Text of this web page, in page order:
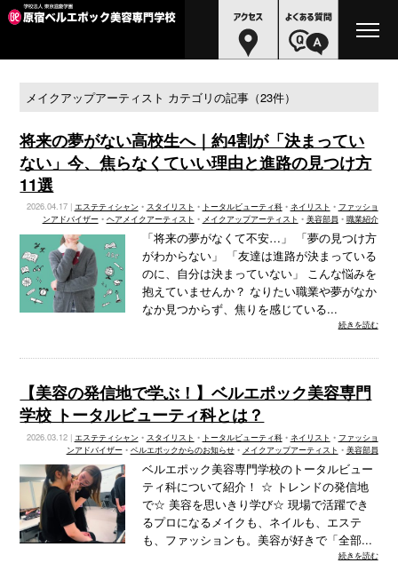
メイクアップアーティスト カテゴリの記事（23件）
将来の夢がない高校生へ｜約4割が「決まってい
ない」今、焦らなくていい理由と進路の見つけ方
11選
2026.04.17 | エステティシャン • スタイリスト • トータルビューティ科• ネイリスト • ファッショ
ンアドバイザー• ヘアメイクアーティスト • メイクアップアーティスト • 美容部員 • 職業紹介
「将来の夢がなくて不安…」 「夢の見つけ方
がわからない」 「友達は進路が決まっている
のに、自分は決まっていない」 こんな悩みを
抱えていませんか？ なりたい職業や夢がなか
なか見つからず、焦りを感じている...
続きを読む
【美容の発信地で学ぶ！】ベルエポック美容専門
学校 トータルビューティ科とは？
2026.03.12 | エステティシャン • スタイリスト • トータルビューティ科• ネイリスト • ファッショ
ンアドバイザー• ベルエポックからのお知らせ• メイクアップアーティスト • 美容部員
ベルエポック美容専門学校のトータルビュー
ティ科について紹介！ ☆ トレンドの発信地
で☆ 美容を思いきり学び☆ 現場で活躍でき
るプロになるメイクも、ネイルも、エステ
も、ファッションも。美容が好きで「全部...
続きを読む